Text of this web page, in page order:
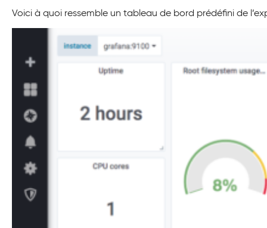
Voici à quoi ressemble un tableau de bord prédéfini de